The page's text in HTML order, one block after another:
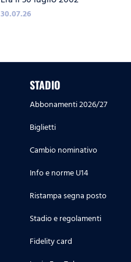
30.07.26
STADIO
Abbonamenti 2026/27
Biglietti
Cambio nominativo
Info e norme U14
Ristampa segna posto
Stadio e regolamenti
Fidelity card